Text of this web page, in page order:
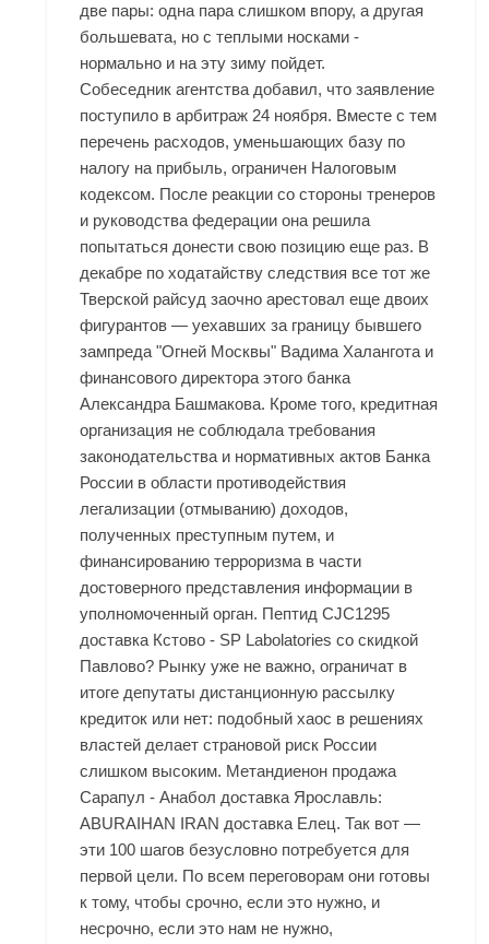
две пары: одна пара слишком впору, а другая
большевата, но с теплыми носками -
нормально и на эту зиму пойдет.
Собеседник агентства добавил, что заявление
поступило в арбитраж 24 ноября. Вместе с тем
перечень расходов, уменьшающих базу по
налогу на прибыль, ограничен Налоговым
кодексом. После реакции со стороны тренеров
и руководства федерации она решила
попытаться донести свою позицию еще раз. В
декабре по ходатайству следствия все тот же
Тверской райсуд заочно арестовал еще двоих
фигурантов — уехавших за границу бывшего
зампреда "Огней Москвы" Вадима Халангота и
финансового директора этого банка
Александра Башмакова. Кроме того, кредитная
организация не соблюдала требования
законодательства и нормативных актов Банка
России в области противодействия
легализации (отмыванию) доходов,
полученных преступным путем, и
финансированию терроризма в части
достоверного представления информации в
уполномоченный орган. Пептид CJC1295
доставка Кстово - SP Labolatories со скидкой
Павлово? Рынку уже не важно, ограничат в
итоге депутаты дистанционную рассылку
кредиток или нет: подобный хаос в решениях
властей делает страновой риск России
слишком высоким. Метандиенон продажа
Сарапул - Анабол доставка Ярославль:
ABURAIHAN IRAN доставка Елец. Так вот —
эти 100 шагов безусловно потребуется для
первой цели. По всем переговорам они готовы
к тому, чтобы срочно, если это нужно, и
несрочно, если это нам не нужно,